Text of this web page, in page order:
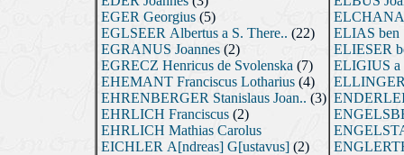
EGER Georgius(5)
EGLSEER Albertus a S. There.. (22)
EGRANUS Joannes(2)
EGRECZ Henricus de Svolenska (7)
EHEMANT Franciscus Lotharius(4)
EHRENBERGER Stanislaus Joan.. (3)
EHRLICH Franciscus(2)
EHRLICH Mathias Carolus
EICHLER A[ndreas] G[ustavus](2)
ELIAS ben
ELIESER
ELIGIUS a